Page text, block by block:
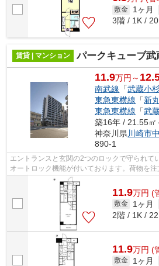
敷金 1ヶ月
3階 / 1K /
賃貸 | マンション パークキューブ武
11.9万円～
南武線 「武蔵小
東急東横線 「新
東急東横線 「武
築16年 / 21.55㎡
神奈川県川崎市
890-1
エントランスと玄関の2つのロックで守られて
オートロック機能が付いております。荷物を
済む宅配ボックスを共用部に備えていま...
11.9万円 (
敷金 1ヶ月
2階 / 1K /
11.9万円 (
敷金 1ヶ月